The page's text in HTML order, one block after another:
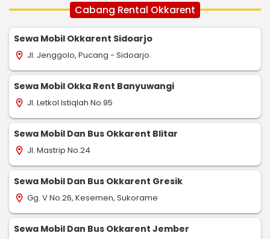
Cabang Rental Okkarent
Sewa Mobil Okkarent Sidoarjo
location_on Jl. Jenggolo, Pucang - Sidoarjo
Sewa Mobil Okka Rent Banyuwangi
location_on Jl. Letkol Istiqlah No.95
Sewa Mobil Dan Bus Okkarent Blitar
location_on Jl. Mastrip No.24
Sewa Mobil Dan Bus Okkarent Gresik
location_on Gg. V No.26, Kesemen, Sukorame
Sewa Mobil Dan Bus Okkarent Jember